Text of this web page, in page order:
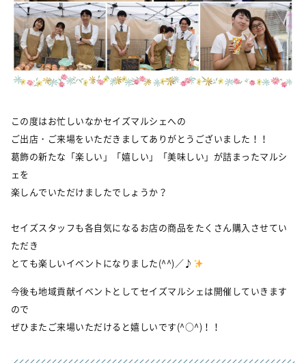
この度はお忙しいなかセイズマルシェへの
ご出店・ご来場をいただきましてありがとうございました！！
葛飾の新たな「楽しい」「嬉しい」「美味しい」が詰まったマルシ
ェを
楽しんでいただけましたでしょうか？
セイズスタッフも各自気になるお店の商品をたくさん購入させてい
ただき
とても楽しいイベントになりました(^^)／♪
今後も地域貢献イベントとしてセイズマルシェは開催していきます
ので
ぜひまたご来場いただけると嬉しいです(^○^)！！